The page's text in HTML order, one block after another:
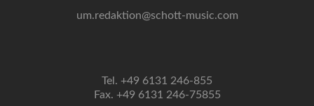
um.redaktion@schott-music.com
Tel. +49 6131 246-855
Fax. +49 6131 246-75855